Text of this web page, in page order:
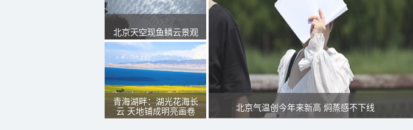
北京天空现鱼鳞云景观
青海湖畔：湖光花海长
云 天地铺成明亮画卷
北京气温创今年来新高 焖蒸感不下线